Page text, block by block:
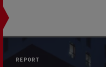
REPORT